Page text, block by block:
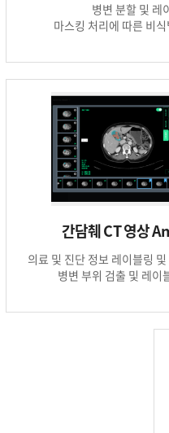
병변 분할 및 레
마스킹 처리에 따른 비
간담췌 CT 영상
의료 및 진단 정보 레이블링
병변 부위 검출 및 레이